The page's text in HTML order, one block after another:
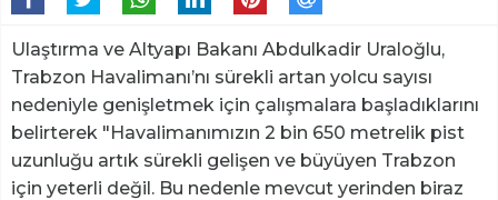
Ulaştırma ve Altyapı Bakanı Abdulkadir Uraloğlu,
Trabzon Havalimanı’nı sürekli artan yolcu sayısı
nedeniyle genişletmek için çalışmalara başladıklarını
belirterek "Havalimanımızın 2 bin 650 metrelik pist
uzunluğu artık sürekli gelişen ve büyüyen Trabzon
için yeterli değil. Bu nedenle mevcut yerinden biraz